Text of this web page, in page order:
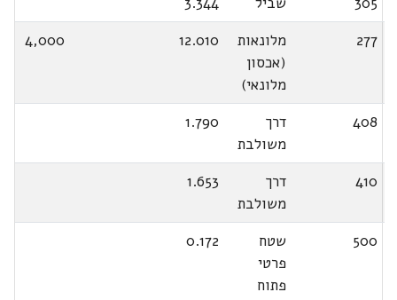
277
מלונאות
(אכסון
מלונאי)
12.010
4,000
408
דרך
משולבת
1.790
410
דרך
משולבת
1.653
500
שטח
פרטי
פתוח
0.172